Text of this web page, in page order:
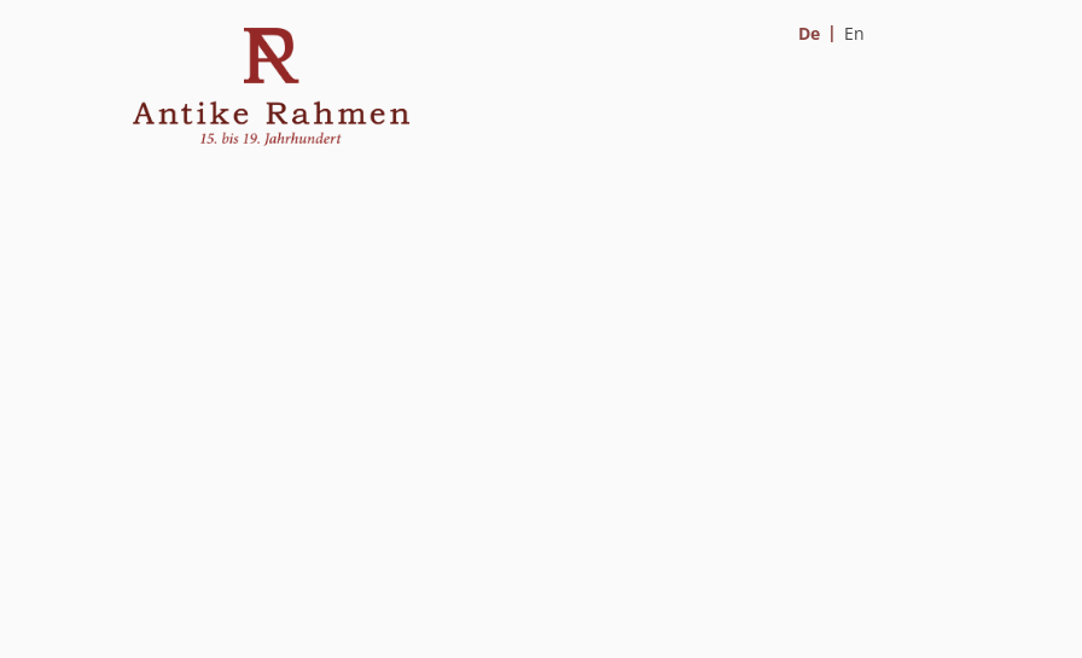
De En